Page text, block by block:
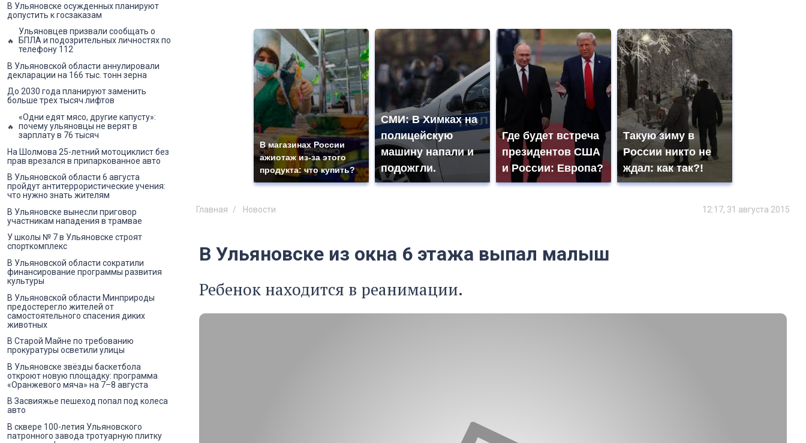
В магазинах России
ажиотаж из-за этого
продукта: что купить?
СМИ: В Химках на
полицейскую
машину напали и
подожгли.
Где будет встреча
президентов США
и России: Европа?
Такую зиму в
России никто не
ждал: как так?!
Главная Новости 12:17, 31 августа 2015
В Ульяновске из окна 6 этажа выпал малыш
Ребенок находится в реанимации.
В Ульяновске осужденных планируют
допустить к госзаказам
Ульяновцев призвали сообщать о
БПЛА и подозрительных личностях по
телефону 112
В Ульяновской области аннулировали
декларации на 166 тыс. тонн зерна
До 2030 года планируют заменить
больше трех тысяч лифтов
«Одни едят мясо, другие капусту»:
почему ульяновцы не верят в
зарплату в 76 тысяч
На Шолмова 25-летний мотоциклист без
прав врезался в припаркованное авто
В Ульяновской области 6 августа
пройдут антитеррористические учения:
что нужно знать жителям
В Ульяновске вынесли приговор
участникам нападения в трамвае
У школы № 7 в Ульяновске строят
спорткомплекс
В Ульяновской области сократили
финансирование программы развития
культуры
В Ульяновской области Минприроды
предостерегло жителей от
самостоятельного спасения диких
животных
В Старой Майне по требованию
прокуратуры осветили улицы
В Ульяновске звёзды баскетбола
откроют новую площадку: программа
«Оранжевого мяча» на 7–8 августа
В Засвияжье пешеход попал под колеса
авто
В сквере 100-летия Ульяновского
патронного завода тротуарную плитку